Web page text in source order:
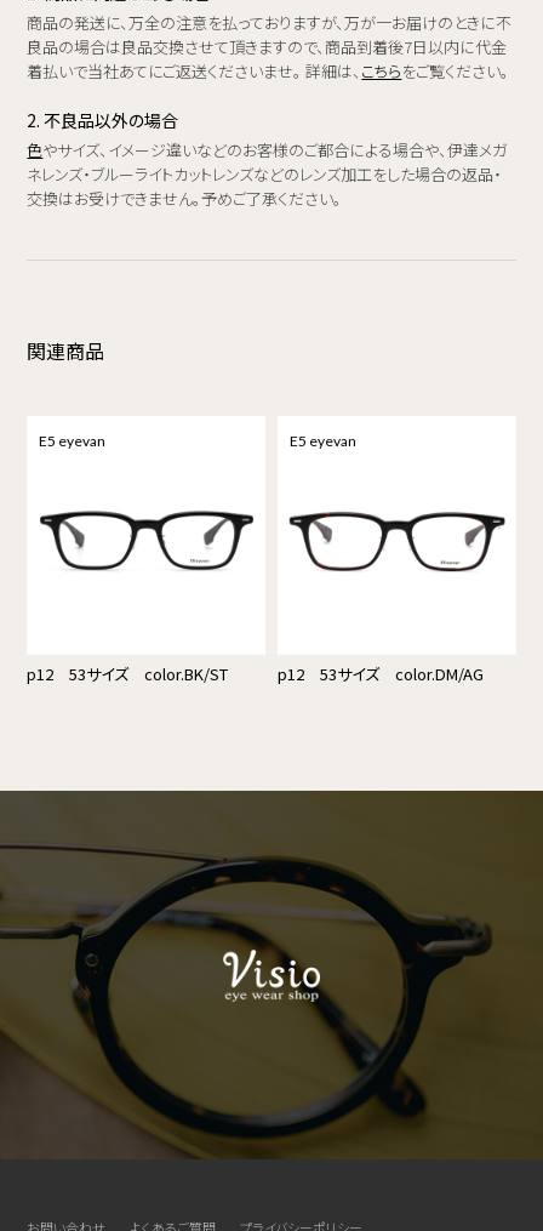
商品の発送に、万全の注意を払っておりますが、万が一お届けのときに不
良品の場合は良品交換させて頂きますので、商品到着後7日以内に代金
着払いで当社あてにご返送くださいませ。 詳細は、 こちらをご覧ください。
2. 不良品以外の場合
色やサイズ、イメージ違いなどのお客様のご都合による場合や、伊達メガ
ネレンズ・ブルーライトカットレンズなどのレンズ加工をした場合の返品・
交換はお受けできません。予めご了承ください。
関連商品
E5 eyevan
p12 53サイズ color.BK/ST
E5 eyevan
p12 53サイズ color.DM/AG